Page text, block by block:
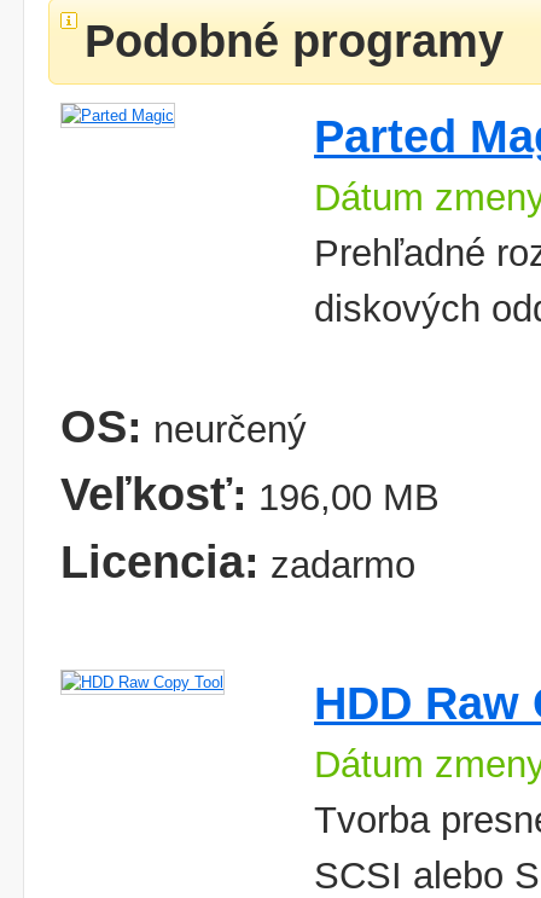
Podobné programy
Parted
Dátum
Prehľadné
diskových
OS: neurčený
Veľkosť: 196,00 MB
Licencia: zadarmo
HDD Raw
Dátum
Tvorba
SCSI alebo